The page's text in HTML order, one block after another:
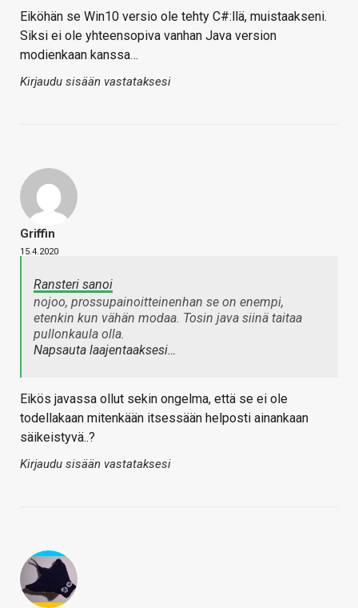
Eiköhän se Win10 versio ole tehty C#:llä, muistaakseni.
Siksi ei ole yhteensopiva vanhan Java version
modienkaan kanssa…
Kirjaudu sisään vastataksesi
Griffin
15.4.2020
Ransteri sanoi
nojoo, prossupainoitteinenhan se on enempi,
etenkin kun vähän modaa. Tosin java siinä taitaa
pullonkaula olla.
Napsauta laajentaaksesi…
Eikös javassa ollut sekin ongelma, että se ei ole
todellakaan mitenkään itsessään helposti ainankaan
säikeistyvä..?
Kirjaudu sisään vastataksesi